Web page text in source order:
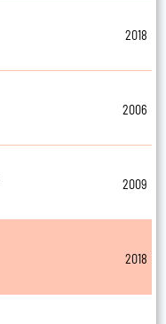
2018
2006
2009
2018